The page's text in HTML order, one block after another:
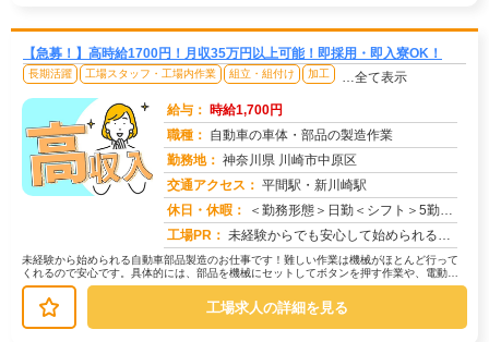
【急募！】高時給1700円！月収35万円以上可能！即採用・即入寮OK！
長期活躍 工場スタッフ・工場内作業 組立・組付け 加工 …全て表示
給与： 時給1,700円
職種： 自動車の車体・部品の製造作業
勤務地： 神奈川県 川崎市中原区
交通アクセス： 平間駅・新川崎駅
休日・休暇：
＜勤務形態＞日勤＜シフト＞5勤２休＜休日＞土日長期休暇GW 夏季 年末年始
工場PR： 未経験からでも安心して始められるお仕事です！→ 経験・学歴・スキルは一切不問です！未経験で活躍している方が多数いま...
未経験から始められる自動車部品製造のお仕事です！難しい作業は機械がほとんど行って
くれるので安心です。具体的には、部品を機械にセットしてボタンを押す作業や、電動ド
ライバーを使って部品を組み付ける作...
工場求人の詳細を見る